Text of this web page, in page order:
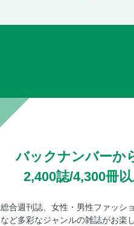
バックナンバーか
2,400誌/4,300冊
総合週刊誌、女性・男性ファッシ
など多彩なジャンルの雑誌がお楽